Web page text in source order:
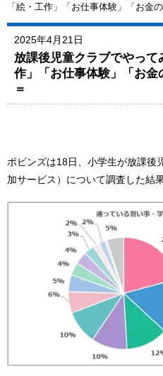
「絵・工作」「お仕事体験」「お金
2025年4月21日
放課後児童クラブでやっ
作」「お仕事体験」「お
＝
ポピンズは18日、小学生が放課後
加サービス）について調査した結